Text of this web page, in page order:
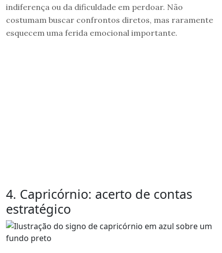
indiferença ou da dificuldade em perdoar. Não
costumam buscar confrontos diretos, mas raramente
esquecem uma ferida emocional importante.
4. Capricórnio: acerto de contas
estratégico